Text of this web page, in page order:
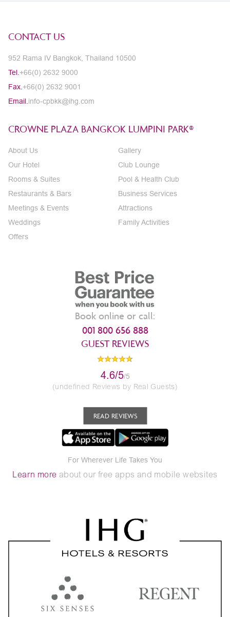
CONTACT US
952 Rama IV Bangkok, Thailand 10500
Tel. +66(0) 2632 9000
Fax. +66(0) 2632 9001
Email. info-cpbkk@ihg.com
CROWNE PLAZA BANGKOK LUMPINI PARK®
About Us
Our Hotel
Rooms & Suites
Restaurants & Bars
Meetings & Events
Weddings
Offers
Gallery
Club Lounge
Pool & Health Club
Business Services
Attractions
Family Activities
Book online or call:
001 800 656 888
GUEST REVIEWS
4.6/5/5
(undefined Reviews by Real Guests)
READ REVIEWS
For Wherever Life Takes You
Learn more about our free apps and mobile websites